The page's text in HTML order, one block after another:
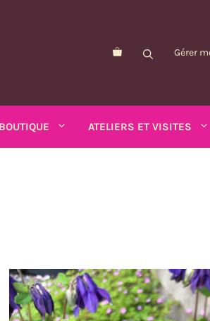
Gérer
Myosotis
Nicandre
Nigelle
Schizanthus
Soucis
Tabac ailé
BOUTIQUE ATELIERS ET VISITES